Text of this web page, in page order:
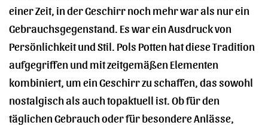
einer Zeit, in der Geschirr noch mehr war als nur ein
Gebrauchsgegenstand. Es war ein Ausdruck von
Persönlichkeit und Stil. Pols Potten hat diese Tradition
aufgegriffen und mit zeitgemäßen Elementen
kombiniert, um ein Geschirr zu schaffen, das sowohl
nostalgisch als auch topaktuell ist. Ob für den
täglichen Gebrauch oder für besondere Anlässe,